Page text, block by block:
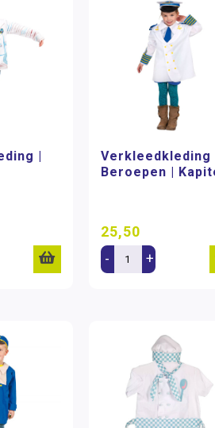
|
Verkleedkleding
Beroepen |
25,50
- +